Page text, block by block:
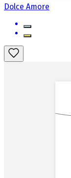
Dolce Amore